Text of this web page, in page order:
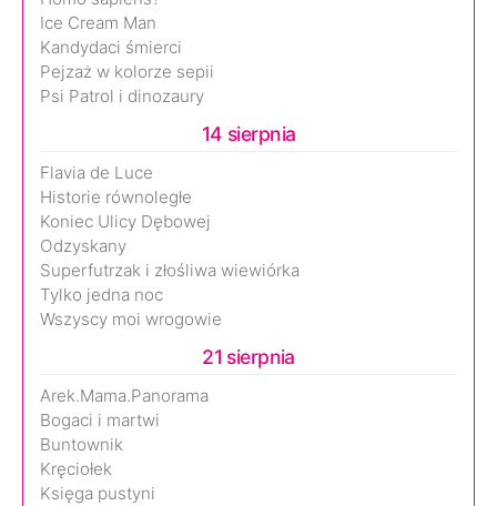
Ice Cream Man
Kandydaci śmierci
Pejzaż w kolorze sepii
Psi Patrol i dinozaury
14 sierpnia
Flavia de Luce
Historie równoległe
Koniec Ulicy Dębowej
Odzyskany
Superfutrzak i złośliwa wiewiórka
Tylko jedna noc
Wszyscy moi wrogowie
21 sierpnia
Arek.Mama.Panorama
Bogaci i martwi
Buntownik
Kręciołek
Księga pustyni